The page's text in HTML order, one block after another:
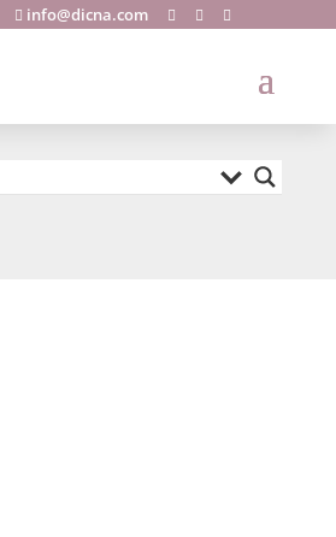
 info@dicna.com   